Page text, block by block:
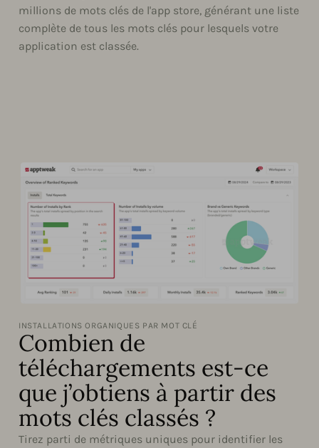
millions de mots clés de l'app store, générant une liste
complète de tous les mots clés pour lesquels votre
application est classée.
INSTALLATIONS ORGANIQUES PAR MOT CLÉ
Combien de
téléchargements est-ce
que j’obtiens à partir des
mots clés classés ?
Tirez parti de métriques uniques pour identifier les